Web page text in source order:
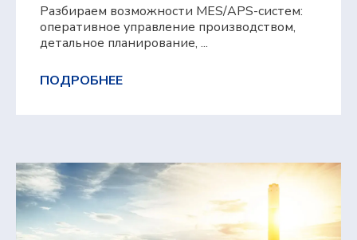
Разбираем возможности MES/APS-систем:
оперативное управление производством,
детальное планирование, ...
ПОДРОБНЕЕ